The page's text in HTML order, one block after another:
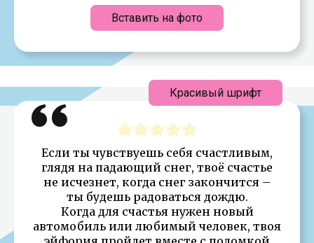
Вставить на фото
Если ты чувствуешь себя счастливым,
глядя на падающий снег, твоё счастье
не исчезнет, когда снег закончится –
ты будешь радоваться дождю.
Когда для счастья нужен новый
автомобиль или любимый человек, твоя
Красивый шрифт